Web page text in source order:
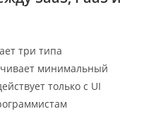
три типа
минимальный
только с UI